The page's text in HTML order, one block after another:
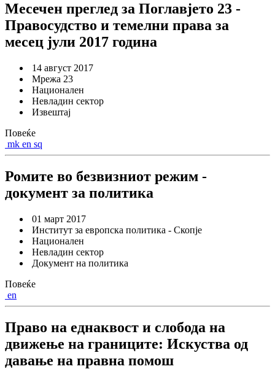
Месечен преглед за Поглавјето 23 -
Правосудство и темелни права за
месец јули 2017 годинa
14 август 2017
Мрежа 23
Национален
Невладин сектор
Извештај
Повеќе
mk en sq
Ромите во безвизниот режим -
документ за политика
01 март 2017
Институт за европска политика - Скопје
Национален
Невладин сектор
Документ на политика
Повеќе
en
Право на еднаквост и слобода на
движење на границите: Искуства од
давање на правна помош